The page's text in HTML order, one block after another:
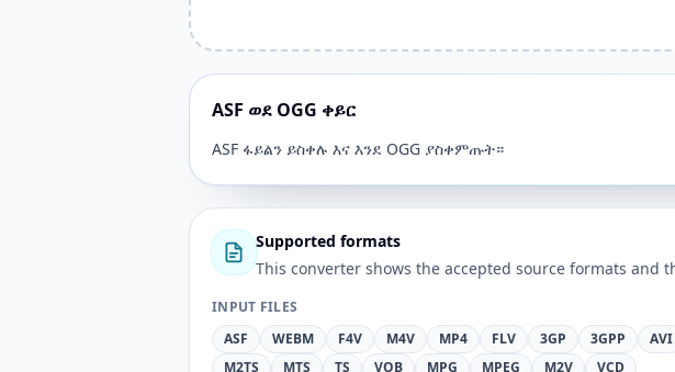
ASF ወደ OGG ቀይር
ASF ፋይልን ይስቀሉ እና እንደ OGG ያስቀምጡት።
Supported formats
This converter shows the accepted source formats and
INPUT FILES
ASF
WEBM F4V M4V MP4 FLV 3GP 3GPP AVI
M2TS
MTS TS VOB MPG MPEG M2V VCD